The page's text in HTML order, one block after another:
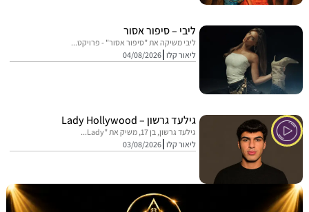
ליבי – סיפור אסור
ליבי משיקה את "סיפור אסור" - פרויקט...
ליאור קלו 04/08/2026
גילעד גרשון – Lady Hollywood
גילעד גרשון, בן 17, משיק את "Lady...
ליאור קלו 03/08/2026